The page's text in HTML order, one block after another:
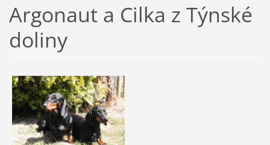
Argonaut a Cilka z Týnské
doliny